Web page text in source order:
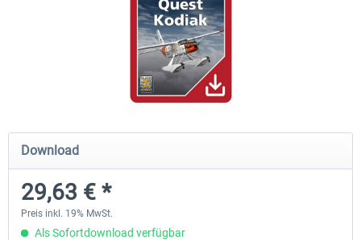
Airbus A320/A321
42,33 € *
Download
29,63 € *
Preis inkl. 19% MwSt.
Als Sofortdownload verfügbar